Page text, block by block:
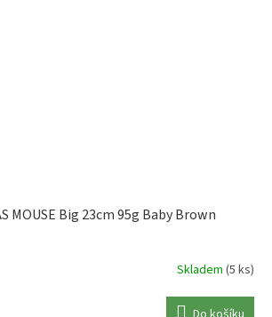
MOUSE Big 23cm 95g Baby Brown
Skladem (5 ks)